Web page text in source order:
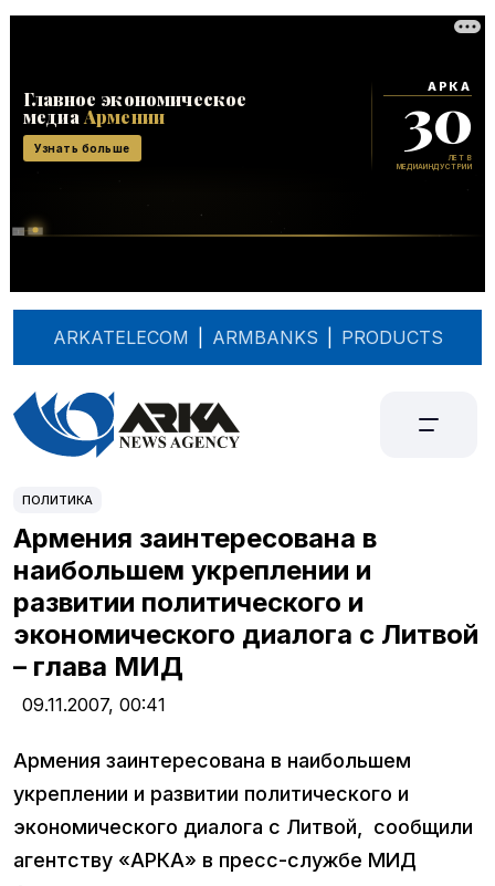
ARKATELECOM ARMBANKS PRODUCTS
ПОЛИТИКА
Армения заинтересована в
наибольшем укреплении и
развитии политического и
экономического диалога с Литвой
– глава МИД
09.11.2007, 00:41
Армения заинтересована в наибольшем
укреплении и развитии политического и
экономического диалога с Литвой, сообщили
агентству «АРКА» в пресс-службе МИД